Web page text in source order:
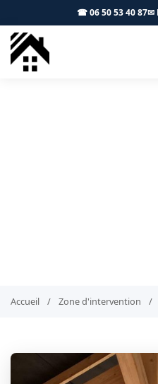
☎ 06 50 53 40 87✉
Accueil / Zone d'intervention /